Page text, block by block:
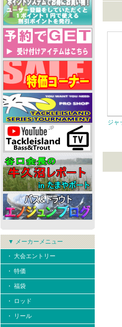
▼ メーカーメニュー
・ 大会エントリー
・ 特価
・ 福袋
・ ロッド
・ リール
ジャ